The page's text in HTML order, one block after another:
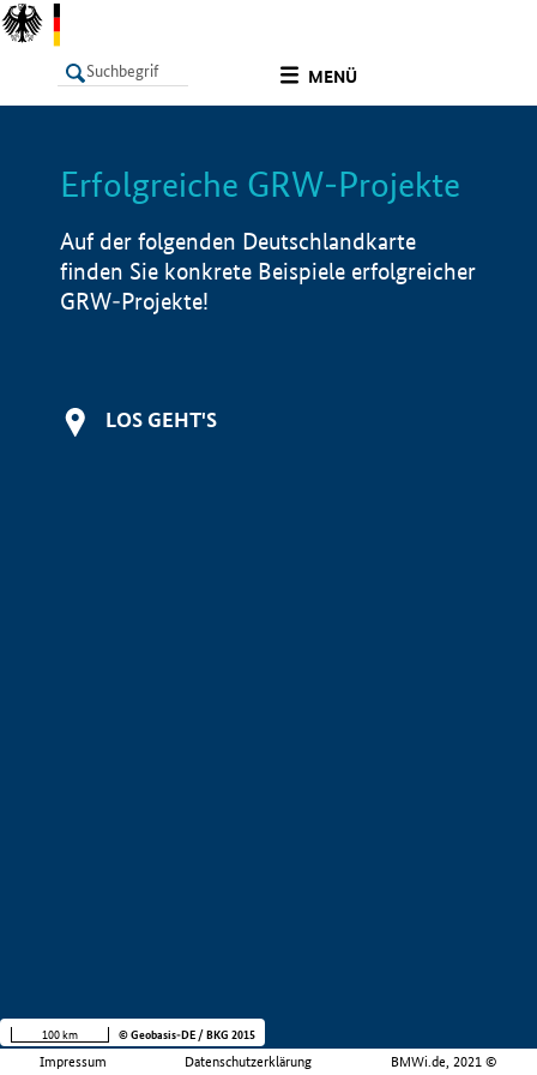
MENÜ
LISTE Info
Erfolgreiche GRW-Projekte
Auf der folgenden Deutschlandkarte
finden Sie konkrete Beispiele erfolgreicher
GRW-Projekte!
LOS GEHT'S
Impressum Datenschutzerklärung BMWi.de, 2021 ©
100 km © Geobasis-DE / BKG 2015